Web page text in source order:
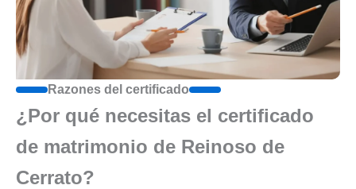
Razones del certificado
¿Por qué necesitas el certificado
de matrimonio de Reinoso de
Cerrato?